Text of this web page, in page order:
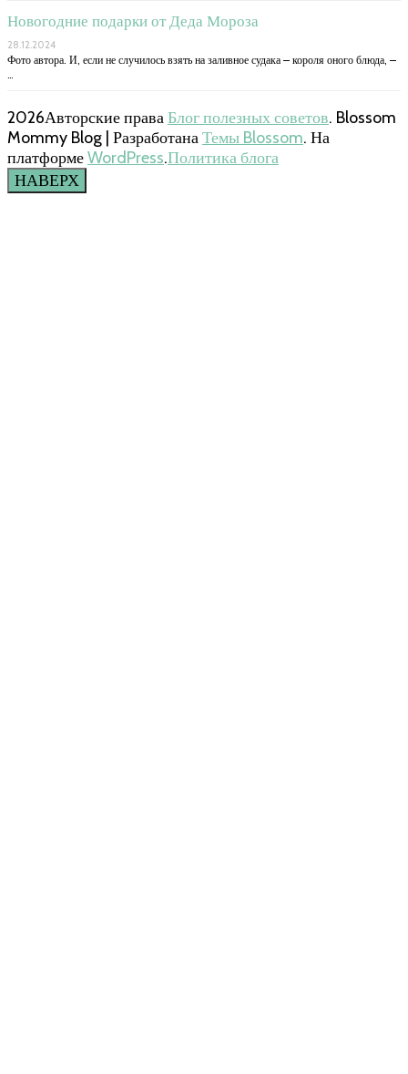
Новогодние подарки от Деда Мороза
28.12.2024
Фото автора. И, если не случилось взять на заливное судака – короля оного блюда, –
…
2026Авторские праваБлог полезных советов. Blossom
Mommy Blog | РазработанаТемы Blossom. На
платформеWordPress.Политика блога
НАВЕРХ